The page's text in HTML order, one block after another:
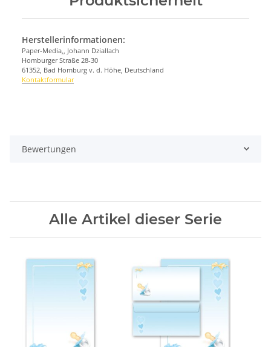
Herstellerinformationen:
Paper-Media,, Johann Dziallach
Homburger Straße 28-30
61352, Bad Homburg v. d. Höhe, Deutschland
Kontaktformular
Bewertungen
Alle Artikel dieser Serie